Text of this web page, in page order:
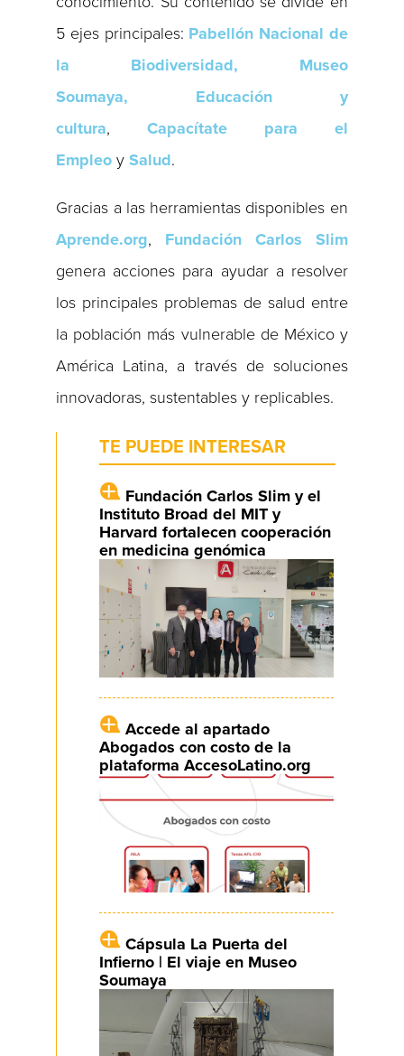
5 ejes principales: Pabellón Nacional de
la Biodiversidad, Museo
Soumaya,
Educación y
cultura,Capacítate para el
Empleo ySalud.
Gracias a las herramientas disponibles en
Aprende.org, Fundación Carlos Slim
genera acciones para ayudar a resolver
los principales problemas de salud entre
la población más vulnerable de México y
América Latina, a través de soluciones
innovadoras, sustentables y replicables.
TE PUEDE INTERESAR
Fundación Carlos Slim y el
Instituto Broad del MIT y
Harvard fortalecen cooperación
en medicina genómica
Accede al apartado
Abogados con costo de la
plataforma AccesoLatino.org
Cápsula La Puerta del
Infierno | El viaje en Museo
Soumaya